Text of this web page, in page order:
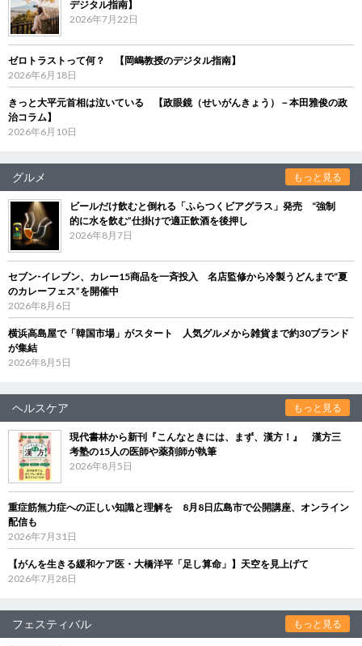
デジタル指南】
2026年7月22日
ゼロトラストって何？ 【岡嶋教授のデジタル指南】
2026年6月18日
きっと大平元首相は泣いている 【政眼鏡（せいがんきょう）－本田雅俊の政
治コラム】
2026年6月10日
グルメ もっと見る
ビールだけ飲むと倒れる「ふらつくビアグラス」発売 “強制
的に水を飲む”仕掛けで適正飲酒を後押し
2026年8月7日
セブン‐イレブン、カレー15商品を一斉投入 名店監修から冷製うどんまで“夏
のカレーフェス”を開催中
2026年8月6日
横浜高島屋で「韓国市場」がスタート 人気グルメから雑貨まで約30ブランド
が集結
2026年8月5日
ヘルスケア もっと見る
現代書林から新刊『こんなときには、まず、漢方！』 漢方三
考塾の15人の医師や薬剤師が執筆
2026年8月5日
重症筋無力症への正しい知識と理解を 8月8日広島市で公開講座、オンライン
配信も
2026年7月31日
【がんを生きる緩和ケア医・大橋洋平「足し算命」】天空を見上げて
2026年7月28日
フェスティバル もっと見る